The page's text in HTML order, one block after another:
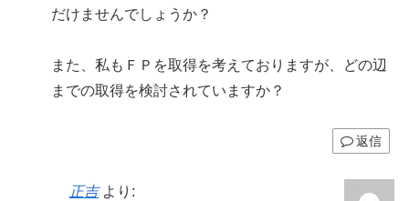
だけませんでしょうか？
また、私もＦＰを取得を考えておりますが、どの辺
までの取得を検討されていますか？
返信
正吉 より: